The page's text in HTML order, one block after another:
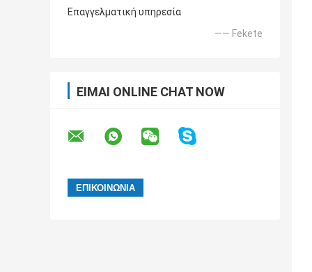
Επαγγελματική υπηρεσία
—— Fekete
ΕΊΜΑΙ ONLINE CHAT NOW